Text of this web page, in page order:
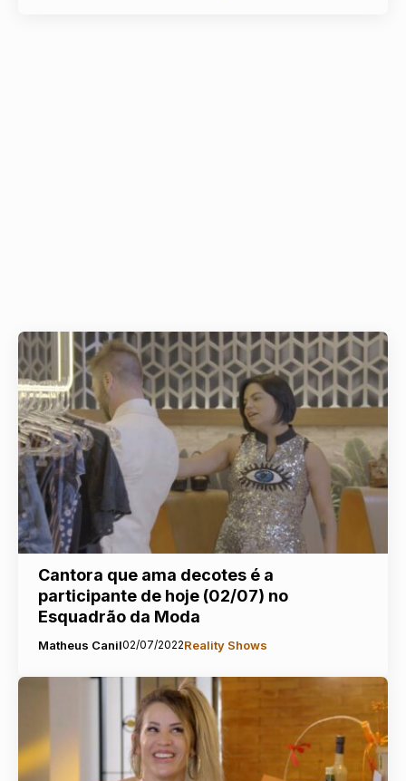
Cantora que ama decotes é a
participante de hoje (02/07) no
Esquadrão da Moda
Matheus Canil02/07/2022Reality Shows